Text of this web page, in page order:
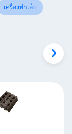
เครื่องทําเล็บ